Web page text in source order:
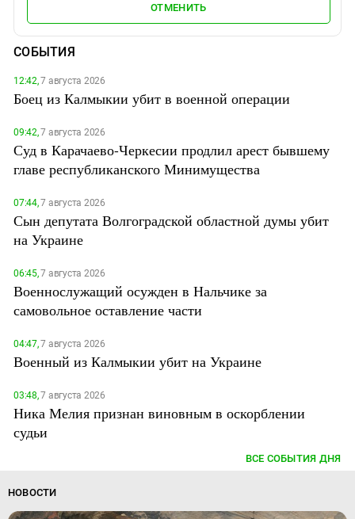
ОТМЕНИТЬ
СОБЫТИЯ
12:42,7 августа 2026
Боец из Калмыкии убит в военной операции
09:42,7 августа 2026
Суд в Карачаево-Черкесии продлил арест бывшему
главе республиканского Минимущества
07:44,7 августа 2026
Сын депутата Волгоградской областной думы убит
на Украине
06:45,7 августа 2026
Военнослужащий осужден в Нальчике за
самовольное оставление части
04:47,7 августа 2026
Военный из Калмыкии убит на Украине
03:48,7 августа 2026
Ника Мелия признан виновным в оскорблении
судьи
ВСЕ СОБЫТИЯ ДНЯ
НОВОСТИ